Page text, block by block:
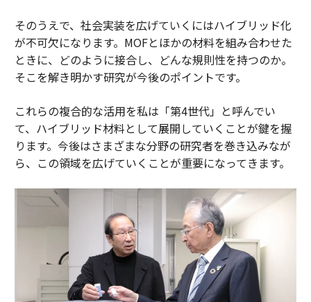
そのうえで、社会実装を広げていくにはハイブリッド化
が不可欠になります。MOFとほかの材料を組み合わせた
ときに、どのように接合し、どんな規則性を持つのか。
そこを解き明かす研究が今後のポイントです。
これらの複合的な活用を私は「第4世代」と呼んでい
て、ハイブリッド材料として展開していくことが鍵を握
ります。今後はさまざまな分野の研究者を巻き込みなが
ら、この領域を広げていくことが重要になってきます。